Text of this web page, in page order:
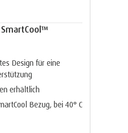
SmartCool™
Design für eine
erhältlich
Bezug, bei 40° C